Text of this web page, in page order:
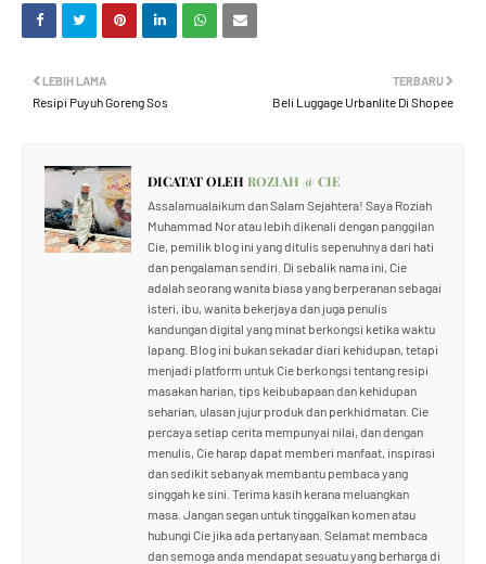
TERBARU
Beli Luggage Urbanlite Di Shopee
LEBIH LAMA
Resipi Puyuh Goreng Sos
DICATAT OLEH ROZIAH @ CIE
Assalamualaikum dan Salam Sejahtera! Saya Roziah
Muhammad Nor atau lebih dikenali dengan panggilan
Cie, pemilik blog ini yang ditulis sepenuhnya dari hati
dan pengalaman sendiri. Di sebalik nama ini, Cie
adalah seorang wanita biasa yang berperanan sebagai
isteri, ibu, wanita bekerjaya dan juga penulis
kandungan digital yang minat berkongsi ketika waktu
lapang. Blog ini bukan sekadar diari kehidupan, tetapi
menjadi platform untuk Cie berkongsi tentang resipi
masakan harian, tips keibubapaan dan kehidupan
seharian, ulasan jujur produk dan perkhidmatan. Cie
percaya setiap cerita mempunyai nilai, dan dengan
menulis, Cie harap dapat memberi manfaat, inspirasi
dan sedikit sebanyak membantu pembaca yang
singgah ke sini. Terima kasih kerana meluangkan
masa. Jangan segan untuk tinggalkan komen atau
hubungi Cie jika ada pertanyaan. Selamat membaca
dan semoga anda mendapat sesuatu yang berharga di